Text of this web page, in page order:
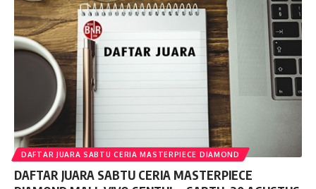
DAFTAR JUARA SABTU CERIA MASTERPIECE DIAMOND
DAFTAR JUARA SABTU CERIA MASTERPIECE